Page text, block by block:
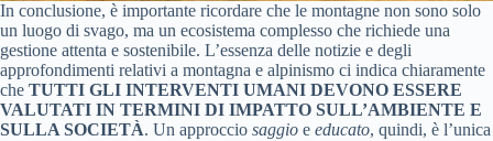
In conclusione, è importante ricordare che le montagne non sono solo
un luogo di svago, ma un ecosistema complesso che richiede una
gestione attenta e sostenibile. L’essenza delle notizie e degli
approfondimenti relativi a montagna e alpinismo ci indica chiaramente
che TUTTI GLI INTERVENTI UMANI DEVONO ESSERE
VALUTATI IN TERMINI DI IMPATTO SULL’AMBIENTE E
SULLA SOCIETÀ. Un approccio saggio e educato, quindi, è l’unica